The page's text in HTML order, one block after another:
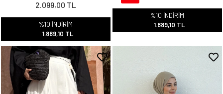
2.099,00 TL
%10 İNDİRİM
1.889,10 TL
%10 İNDİRİM
1.889,10 TL